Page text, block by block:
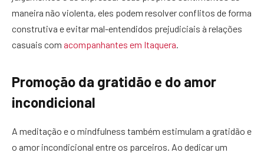
maneira não violenta, eles podem resolver conflitos de forma
construtiva e evitar mal-entendidos prejudiciais à relações
casuais com acompanhantes em Itaquera
Promoção da gratidão e do amor
incondicional
A meditação e o mindfulness também estimulam a gratidão e
o amor incondicional entre os parceiros. Ao dedicar um